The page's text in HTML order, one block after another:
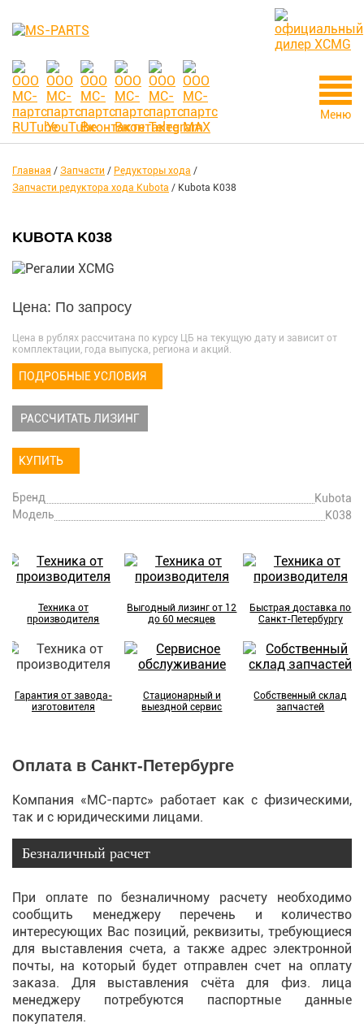
Меню
Главная / Запчасти / Редукторы хода /
Запчасти редуктора хода Kubota / Kubota K038
KUBOTA K038
Цена: По запросу
Цена в рублях рассчитана по курсу ЦБ на текущую дату и зависит от
комплектации, года выпуска, региона и акций.
ПОДРОБНЫЕ УСЛОВИЯ
РАССЧИТАТЬ ЛИЗИНГ
КУПИТЬ
Бренд
Kubota
Модель
K038
Техника от
производителя
Выгодный лизинг от 12
до 60 месяцев
Быстрая доставка по
Санкт-Петербургу
Гарантия от завода-
изготовителя
Стационарный и
выездной сервис
Собственный склад
запчастей
Оплата в Санкт-Петербурге
Компания «МС-партс» работает как с физическими,
так и с юридическими лицами.
Безналичный расчет
При оплате по безналичному расчету необходимо
сообщить менеджеру перечень и количество
интересующих Вас позиций, реквизиты, требующиеся
для выставления счета, а также адрес электронной
почты, на который будет отправлен счет на оплату
заказа. Для выставления счёта для физ. лица
менеджеру потребуются паспортные данные
покупателя.